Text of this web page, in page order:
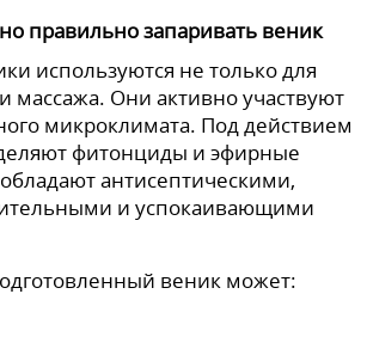
правильно запаривать веник
используются не только для
массажа. Они активно участвуют
микроклимата. Под действием
фитонциды и эфирные
антисептическими,
и успокаивающими
веник может: